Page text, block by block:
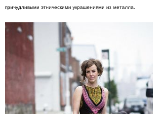
причудливыми этническими украшениями из металла.